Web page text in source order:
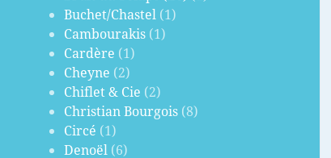
Buchet/Chastel (1)
Cambourakis (1)
Cardère (1)
Cheyne (2)
Chiflet & Cie (2)
Christian Bourgois (8)
Circé (1)
Denoël (6)